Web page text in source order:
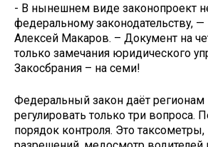
- В нынешнем виде законопроект
федеральному законодательству, —
Алексей Макаров. – Документ на
только замечания юридического
Закосбрания – на семи!
Федеральный закон даёт регионам
регулировать только три вопроса.
порядок контроля. Это